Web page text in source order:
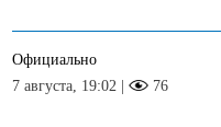
Официально
7 августа, 19:02 |
76